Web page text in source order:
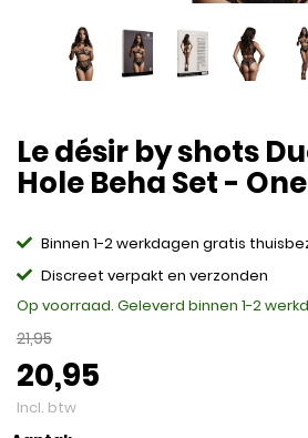
Le désir by shots
Hole Beha Set -
Binnen 1-2 werkdagen gratis
Discreet verpakt en verzonden
Op voorraad. Geleverd binnen 1-2
21,95
20,95
Incl. btw